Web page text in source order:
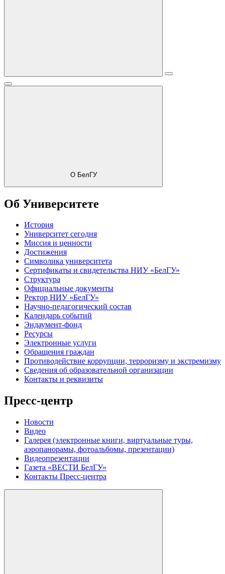
О БелГУ
Об Университете
История
Университет сегодня
Миссия и ценности
Достижения
Символика университета
Сертификаты и свидетельства НИУ «БелГУ»
Структура
Официальные документы
Ректор НИУ «БелГУ»
Научно-педагогический состав
Календарь событий
Эндаумент-фонд
Ресурсы
Электронные услуги
Обращения граждан
Противодействие коррупции, терроризму и экстремизму
Сведения об образовательной организации
Контакты и реквизиты
Пресс-центр
Новости
Видео
Галерея (электронные книги, виртуальные туры,
аэропанорамы, фотоальбомы, презентации)
Видеопрезентации
Газета «ВЕСТИ БелГУ»
Контакты Пресс-центра